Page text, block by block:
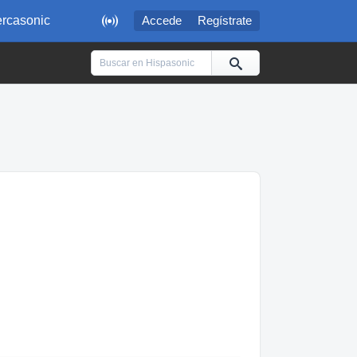
 Accede Regístrate